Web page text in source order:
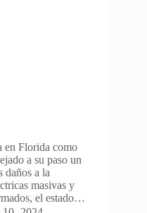
en Florida como
a su paso un
daños a la
masivas y
el estado…